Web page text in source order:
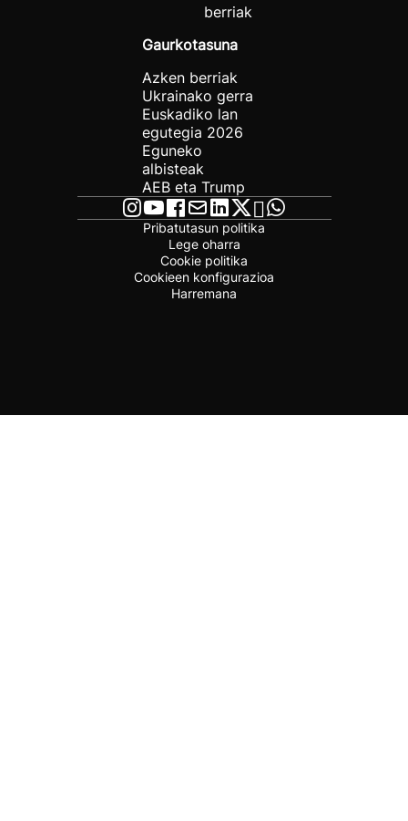
berriak
Gaurkotasuna
Azken berriak
Ukrainako gerra
Euskadiko lan
egutegia 2026
Eguneko
albisteak
AEB eta Trump
Pribatutasun politika
Lege oharra
Cookie politika
Cookieen konfigurazioa
Harremana